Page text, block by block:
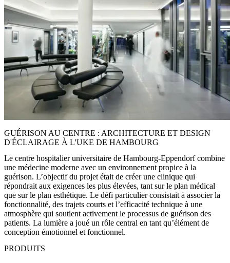
GUÉRISON AU CENTRE : ARCHITECTURE ET DESIGN
D'ÉCLAIRAGE À L'UKE DE HAMBOURG
Le centre hospitalier universitaire de Hambourg-Eppendorf combine
une médecine moderne avec un environnement propice à la
guérison. L’objectif du projet était de créer une clinique qui
répondrait aux exigences les plus élevées, tant sur le plan médical
que sur le plan esthétique. Le défi particulier consistait à associer la
fonctionnalité, des trajets courts et l’efficacité technique à une
atmosphère qui soutient activement le processus de guérison des
patients. La lumière a joué un rôle central en tant qu’élément de
conception émotionnel et fonctionnel.
PRODUITS